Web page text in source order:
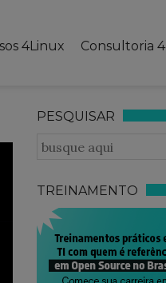
4Linux Consultoria
PESQUISAR
TREINAMENTO